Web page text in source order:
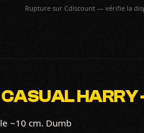
Rupture sur Cdiscount — vérifie la
HARRY
~10 cm. Dumb